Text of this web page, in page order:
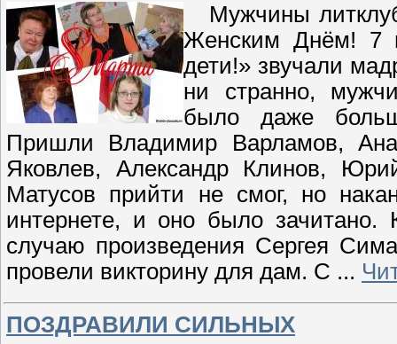
Мужчины
Женским Днём! 7
дети!» звучали
ни странно,
было даже
Пришли Владимир Варламов,
Яковлев, Александр Клинов,
Матусов прийти не смог, но
интернете, и оно было
случаю произведения Сергея
провели викторину для дам. С ...
ПОЗДРАВИЛИ СИЛЬНЫХ